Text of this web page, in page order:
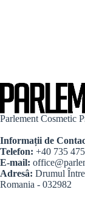
Parlement Cosmetic
Informații de
Telefon: +40 735
E-mail:
Adresâ: Drumul
Romania - 032982